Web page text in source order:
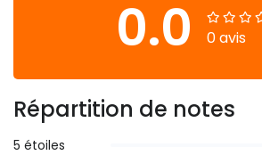
0.0 0 avis
Répartition de notes
5 étoiles